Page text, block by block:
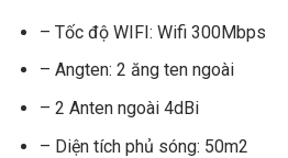
– Tốc độ WIFI: Wifi 300Mbps
– Angten: 2 ăng ten ngoài
– 2 Anten ngoài 4dBi
– Diện tích phủ sóng: 50m2